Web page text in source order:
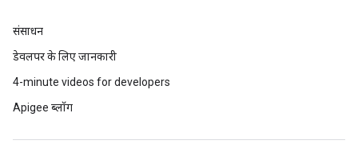
संसाधन
डेवलपर के लिए जानकारी
4-minute videos for developers
Apigee ब्लॉग